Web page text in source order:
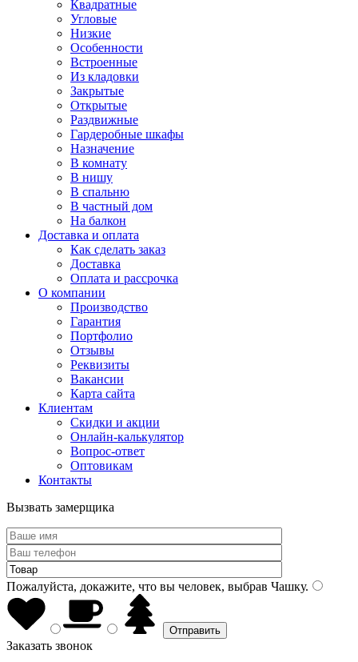
Квадратные
Угловые
Низкие
Особенности
Встроенные
Из кладовки
Закрытые
Открытые
Раздвижные
Гардеробные шкафы
Назначение
В комнату
В нишу
В спальню
В частный дом
На балкон
Доставка и оплата
Как сделать заказ
Доставка
Оплата и рассрочка
О компании
Производство
Гарантия
Портфолио
Отзывы
Реквизиты
Вакансии
Карта сайта
Клиентам
Скидки и акции
Онлайн-калькулятор
Вопрос-ответ
Оптовикам
Контакты
Вызвать замерщика
Пожалуйста, докажите, что вы человек, выбрав Чашку.
Заказать звонок